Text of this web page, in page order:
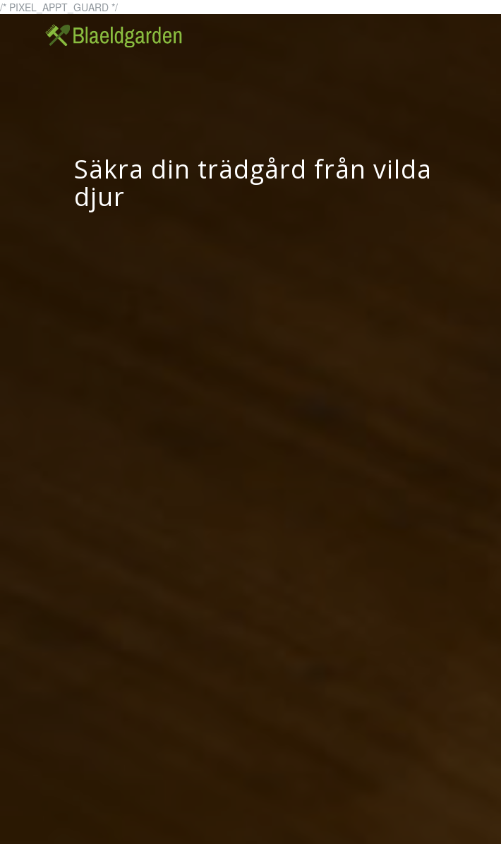
/* PIXEL_APPT_GUARD */Skip
content
Säkra din trädgård från vilda
djur